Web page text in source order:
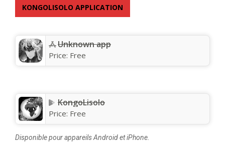
KONGOLISOLO APPLICATION
Unknown app
Price: Free
KongoLisolo
Price: Free
Disponible pour appareils Android et iPhone.